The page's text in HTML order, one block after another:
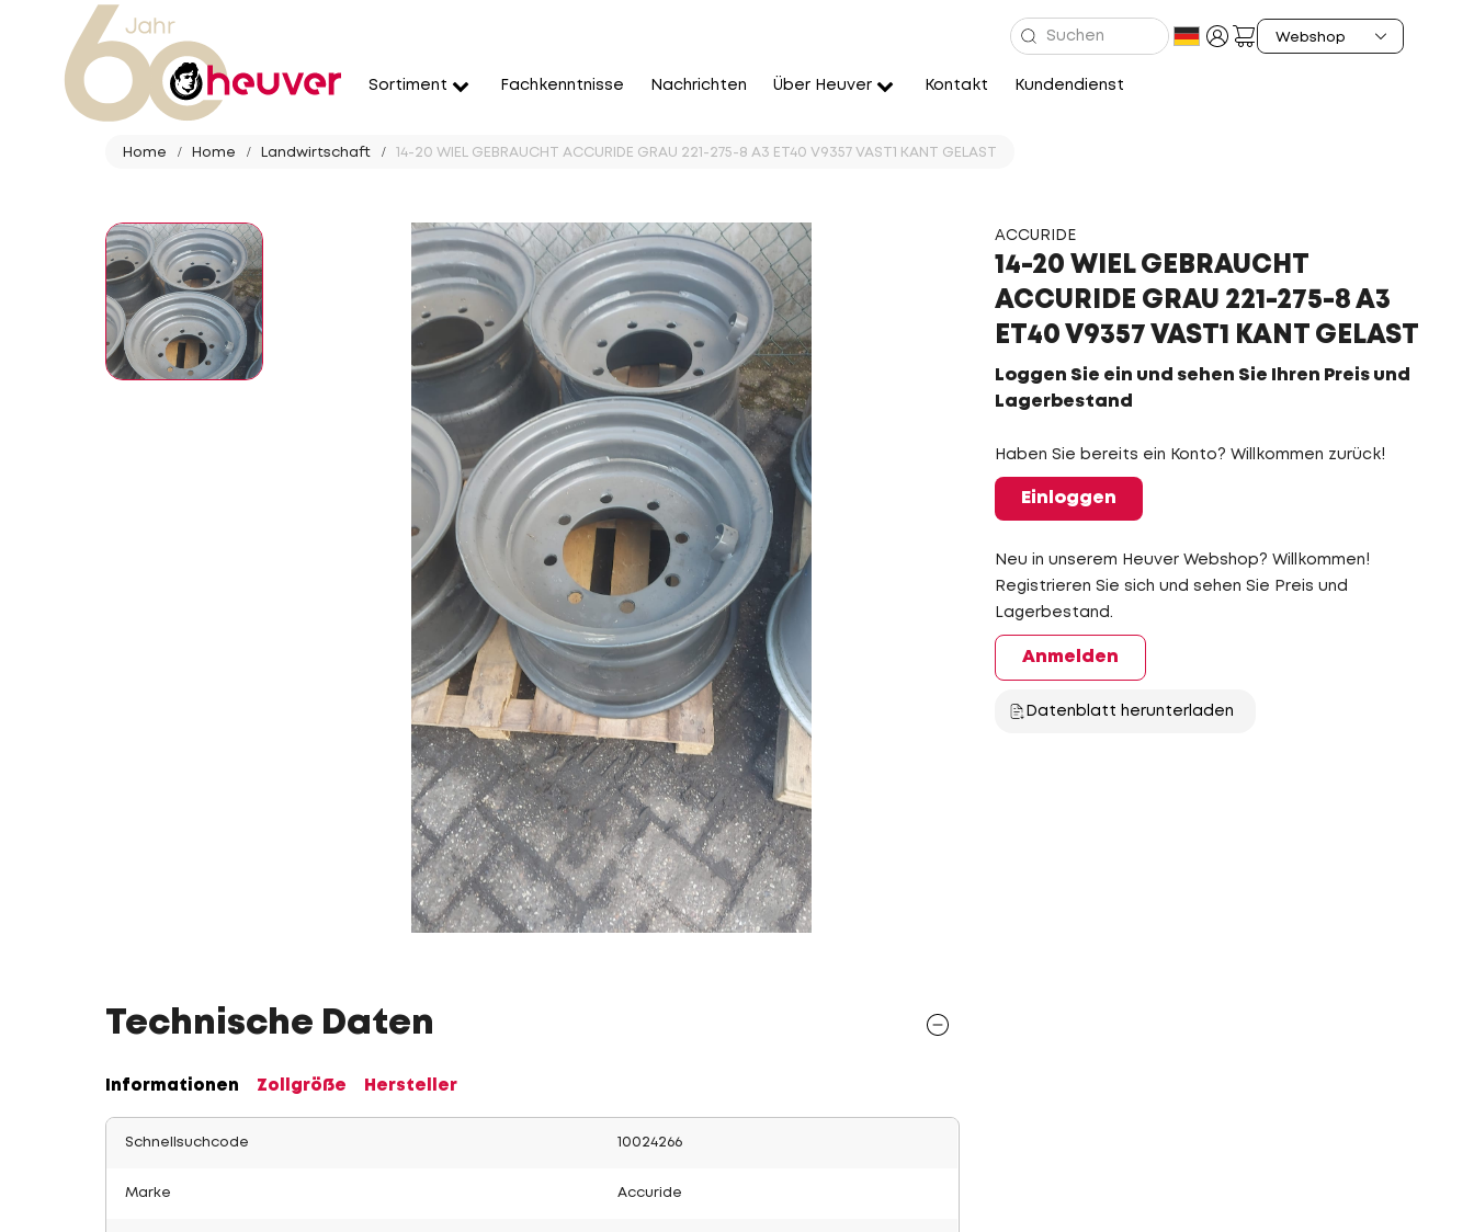
Sortiment Fachkenntnisse Nachrichten Über Heuver Kontakt Kundendienst
Home Home Landwirtschaft 14-20 WIEL GEBRAUCHT ACCURIDE GRAU 221-275-8 A3 ET40 V9357 VAST1 KANT GELAST
ACCURIDE
14-20 WIEL GEBRAUCHT
ACCURIDE GRAU 221-275-8 A3
ET40 V9357 VAST1 KANT GELAST
Loggen Sie ein und sehen Sie Ihren Preis und
Lagerbestand
Haben Sie bereits ein Konto? Willkommen zurück!
Einloggen
Neu in unserem Heuver Webshop? Willkommen!
Registrieren Sie sich und sehen Sie Preis und
Lagerbestand.
Anmelden
Datenblatt herunterladen
Technische Daten
Informationen Zollgröße Hersteller
Schnellsuchcode 10024266
Marke Accuride